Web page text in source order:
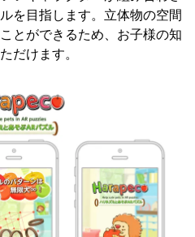
を目指します。立体物の空間
とができるため、お子様の知
だけます。